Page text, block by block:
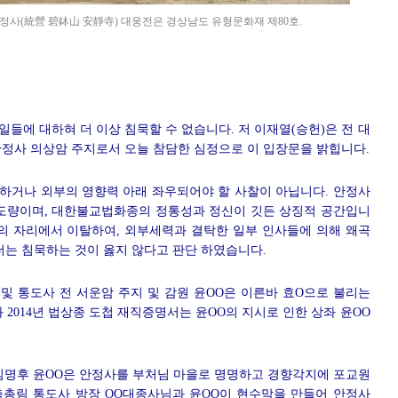
(統營 碧鉢山 安靜寺) 대웅전은 경상남도 유형문화재 제80호.
들에 대하혀 더 이상 침묵할 수 없습니다. 저 이재열(승헌)은 전 대
사 의상암 주지로서 오늘 참담한 심정으로 이 입장문을 밝힙니다.
거나 외부의 영향력 아래 좌우되어야 할 사찰이 아닙니다. 안정사
이며, 대한불교법화종의 정통성과 정신이 깃든 상징적 공간입니
자리에서 이탈하여, 외부세력과 결탁한 일부 인사들에 의해 왜곡
침묵하는 것이 옳지 않다고 판단 하였습니다.
통도사 전 서운암 주지 및 감원 윤OO은 이른바 효O으로 불리는
년 법상종 도첩 재직증명서는 윤OO의 지시로 인한 상좌 윤OO
후 윤OO은 안정사를 부처님 마을로 명명하고 경향각지에 포교원
림 통도사 방장 OO대종사님과 윤OO이 현수막을 만들어 안정사